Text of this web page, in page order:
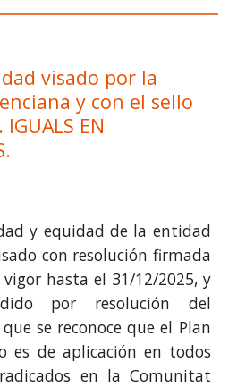
visado por la
y con el sello
IGUALS EN
y equidad de la entidad
con resolución firmada
hasta el 31/12/2025, y
por resolución del
se reconoce que el Plan
es de aplicación en todos
en la Comunitat